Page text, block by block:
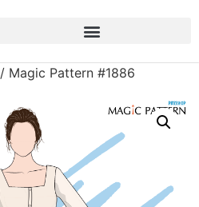
/ Magic Pattern #1886